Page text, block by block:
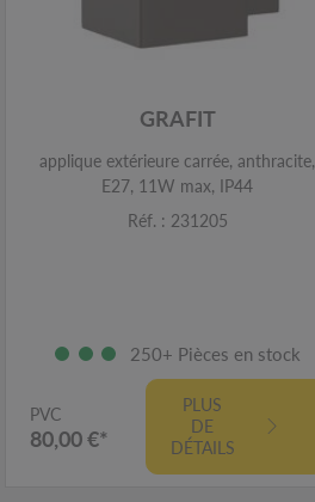
GRAFIT
applique extérieure carrée, anthracite,
E27, 11W max, IP44
Réf. : 231205
250+ Pièces en stock
PVC
80,00 €*
PLUS
DE
DÉTAILS